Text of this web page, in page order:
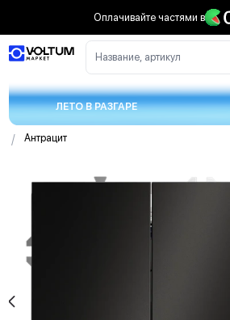
Оплачивайте частями в
Название, артикул
ЛЕТО В РАЗГАРЕ
/ Антрацит